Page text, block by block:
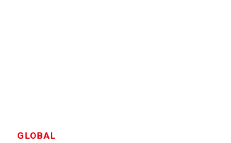
GLOBAL